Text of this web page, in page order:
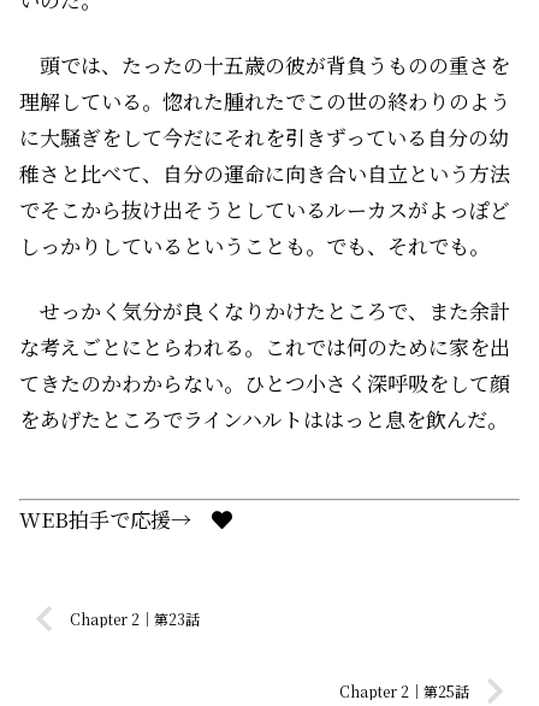
頭では、たったの十五歳の彼が背負うものの重さを
理解している。惚れた腫れたでこの世の終わりのよう
に大騒ぎをして今だにそれを引きずっている自分の幼
稚さと比べて、自分の運命に向き合い自立という方法
でそこから抜け出そうとしているルーカスがよっぽど
しっかりしているということも。でも、それでも。
せっかく気分が良くなりかけたところで、また余計
な考えごとにとらわれる。これでは何のために家を出
てきたのかわからない。ひとつ小さく深呼吸をして顔
をあげたところで――ラインハルトははっと息を飲んだ。
WEB拍手で応援→
Chapter 2｜第23話
Chapter 2｜第25話